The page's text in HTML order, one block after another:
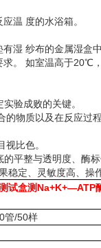
温 度的水浴箱。
湿 纱布的金属湿盒
。 如室温高于20℃
验成败的关键。
物质以及在反应过
比色。
平整与透明度、酶
稳定、灵敏度高、操
试盒测Na+K+—ATP
管/50样